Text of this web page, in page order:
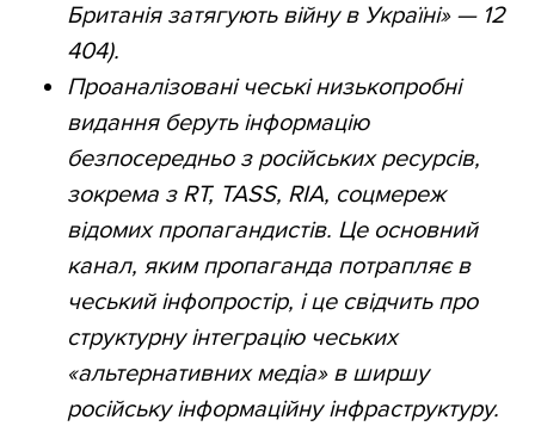
Британія затягують війну в Україні» — 12
404).
Проаналізовані чеські низькопробні
видання беруть інформацію
безпосередньо з російських ресурсів,
зокрема з RT, TASS, RIA, соцмереж
відомих пропагандистів. Це основний
канал, яким пропаганда потрапляє в
чеський інфопростір, і це свідчить про
структурну інтеграцію чеських
«альтернативних медіа» в ширшу
російську інформаційну інфраструктуру.